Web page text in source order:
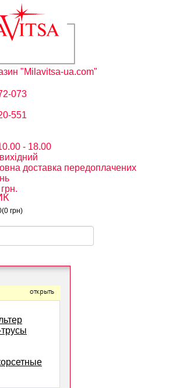
"Milavitsa-ua.com"
073
551
- 18.00
доставка передоплачених
грн)
открыть